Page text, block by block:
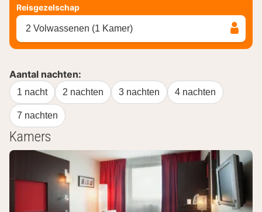
Reisgezelschap
2 Volwassenen (1 Kamer)
Aantal nachten:
1 nacht 2 nachten 3 nachten 4 nachten
7 nachten
Kamers